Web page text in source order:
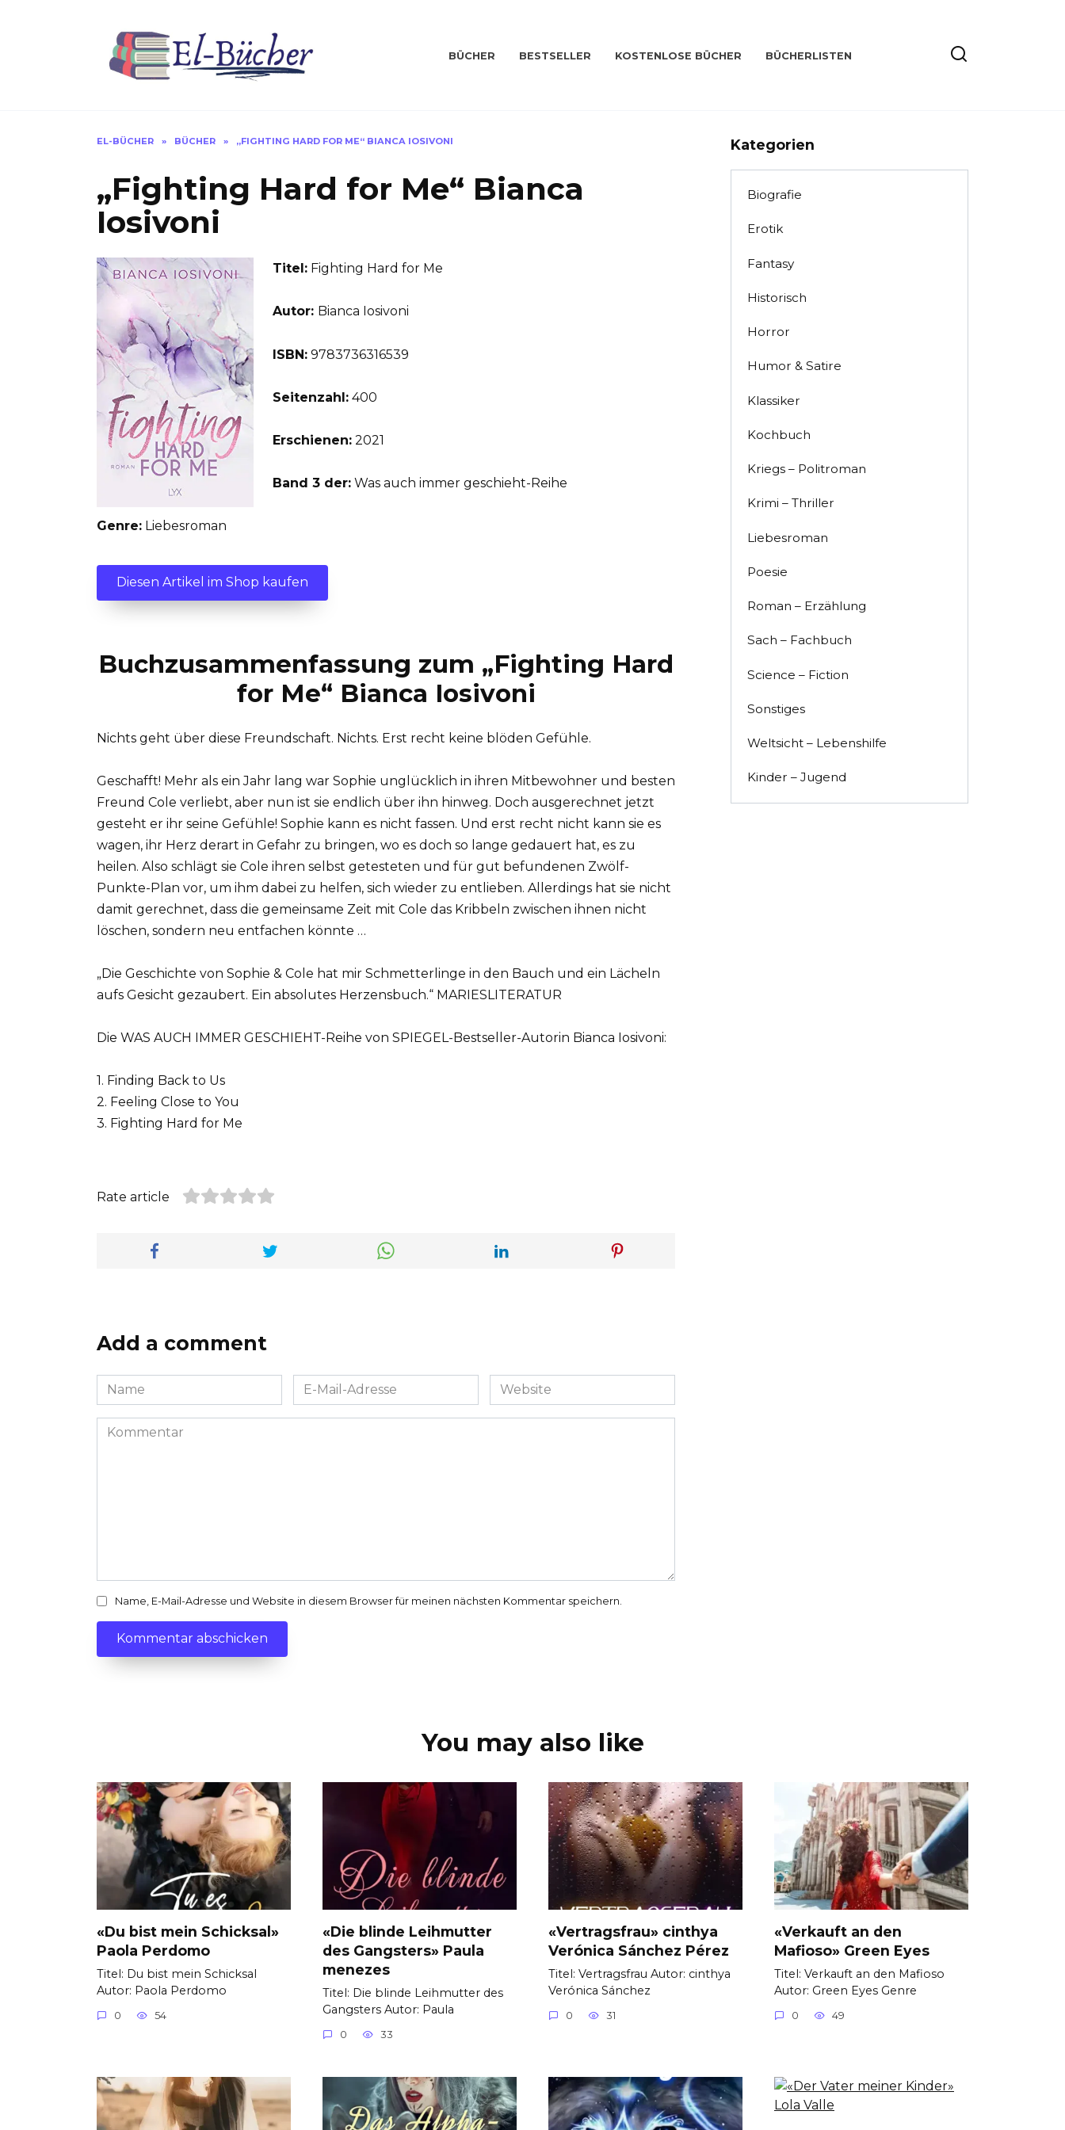
BÜCHER BESTSELLER KOSTENLOSE BÜCHER BÜCHERLISTEN
EL-BÜCHER » BÜCHER » „FIGHTING HARD FOR ME“ BIANCA IOSIVONI
„Fighting Hard for Me“ Bianca
Iosivoni
Titel: Fighting Hard for Me
Autor: Bianca Iosivoni
ISBN: 9783736316539
Seitenzahl: 400
Erschienen: 2021
Band 3 der: Was auch immer geschieht-Reihe
Genre: Liebesroman
Diesen Artikel im Shop kaufen
Buchzusammenfassung zum „Fighting Hard
for Me“ Bianca Iosivoni
Nichts geht über diese Freundschaft. Nichts. Erst recht keine blöden Gefühle.
Geschafft! Mehr als ein Jahr lang war Sophie unglücklich in ihren Mitbewohner und besten
Freund Cole verliebt, aber nun ist sie endlich über ihn hinweg. Doch ausgerechnet jetzt
gesteht er ihr seine Gefühle! Sophie kann es nicht fassen. Und erst recht nicht kann sie es
wagen, ihr Herz derart in Gefahr zu bringen, wo es doch so lange gedauert hat, es zu
heilen. Also schlägt sie Cole ihren selbst getesteten und für gut befundenen Zwölf-
Punkte-Plan vor, um ihm dabei zu helfen, sich wieder zu entlieben. Allerdings hat sie nicht
damit gerechnet, dass die gemeinsame Zeit mit Cole das Kribbeln zwischen ihnen nicht
löschen, sondern neu entfachen könnte …
„Die Geschichte von Sophie & Cole hat mir Schmetterlinge in den Bauch und ein Lächeln
aufs Gesicht gezaubert. Ein absolutes Herzensbuch.“ MARIESLITERATUR
Die WAS AUCH IMMER GESCHIEHT-Reihe von SPIEGEL-Bestseller-Autorin Bianca Iosivoni:
1. Finding Back to Us
2. Feeling Close to You
3. Fighting Hard for Me
Rate article
Add a comment
Name
*
E-
Mail-
Adresse
Website
Kommentar
Name, E-Mail-Adresse und Website in diesem Browser für meinen nächsten Kommentar speichern.
Kategorien
Biografie
Erotik
Fantasy
Historisch
Horror
Humor & Satire
Klassiker
Kochbuch
Kriegs – Politroman
Krimi – Thriller
Liebesroman
Poesie
Roman – Erzählung
Sach – Fachbuch
Science – Fiction
Sonstiges
Weltsicht – Lebenshilfe
Kinder – Jugend
You may also like
«Du bist mein Schicksal»
Paola Perdomo
Titel: Du bist mein Schicksal
Autor: Paola Perdomo
0 54
«Die blinde Leihmutter
des Gangsters» Paula
menezes
Titel: Die blinde Leihmutter des
Gangsters Autor: Paula
0 33
«Vertragsfrau» cinthya
Verónica Sánchez Pérez
Titel: Vertragsfrau Autor: cinthya
Verónica Sánchez
0 31
«Verkauft an den
Mafioso» Green Eyes
Titel: Verkauft an den Mafioso
Autor: Green Eyes Genre
0 49